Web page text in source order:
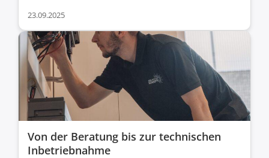
23.09.2025
Von der Beratung bis zur technischen
Inbetriebnahme